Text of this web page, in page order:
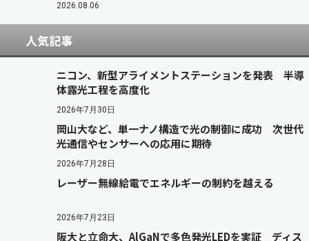
2026.08.06
人気記事
ニコン、新型アライメントステーションを発表 半導
体露光工程を高度化
2026年7月30日
岡山大など、単一ナノ構造で光の制御に成功 次世代
光通信やセンサーへの応用に期待
2026年7月28日
レーザー無線給電でエネルギーの制約を越える
2026年7月23日
阪大と立命大、AlGaNで多色発光LEDを実証 ディス